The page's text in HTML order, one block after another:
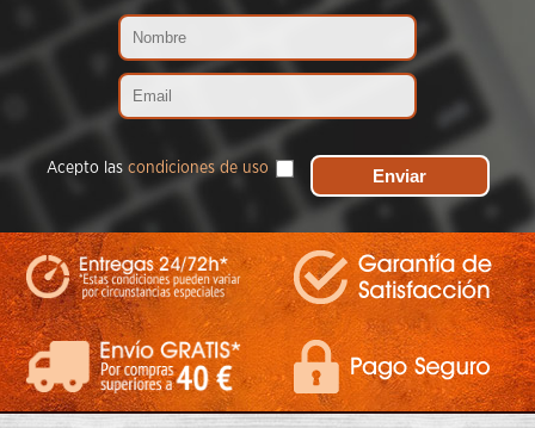
Acepto las condiciones de uso